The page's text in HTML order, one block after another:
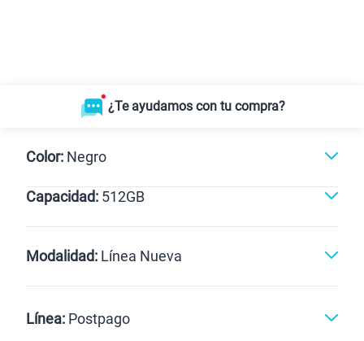
¿Te ayudamos con tu compra?
Color: Negro
Dorado
Capacidad: 512GB
512GB
Modalidad: Línea Nueva
Línea: Postpago